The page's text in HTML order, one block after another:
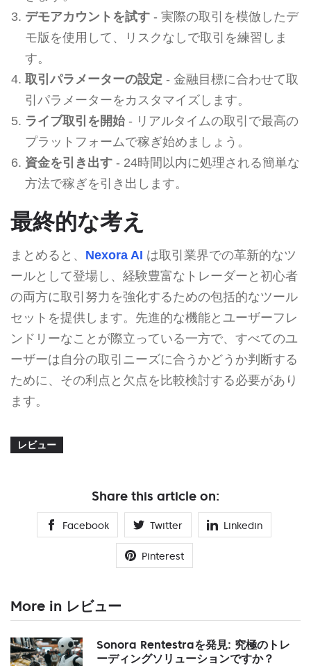
デモアカウントを試す- 実際の取引を模倣したデ
モ版を使用して、リスクなしで取引を練習しま
す。
取引パラメーターの設定 - 金融目標に合わせて取
引パラメーターをカスタマイズします。
ライブ取引を開始- リアルタイムの取引で最高の
プラットフォームで稼ぎ始めましょう。
資金を引き出す- 24時間以内に処理される簡単な
方法で稼ぎを引き出します。
最終的な考え
まとめると、 Nexora AI は取引業界での革新的なツ
ールとして登場し、経験豊富なトレーダーと初心者
の両方に取引努力を強化するための包括的なツール
セットを提供します。先進的な機能とユーザーフレ
ンドリーなことが際立っている一方で、すべてのユ
ーザーは自分の取引ニーズに合うかどうか判断する
ために、その利点と欠点を比較検討する必要があり
ます。
レビュー
Share this article on:
Facebook Twitter Linkedin
Pinterest
More in レビュー
Sonora Rentestraを発見: 究極のトレ
ーディングソリューションですか？